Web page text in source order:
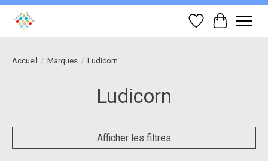
Liste dePanier
Accueil / Marques / Ludicorn
Ludicorn
Afficher les filtres